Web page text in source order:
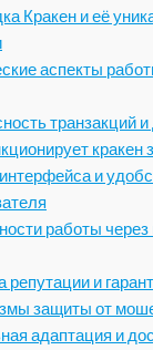
Кракен и её
аспекты
транзакций
кракен
и
работы через
репутации и
защиты от
адаптация и